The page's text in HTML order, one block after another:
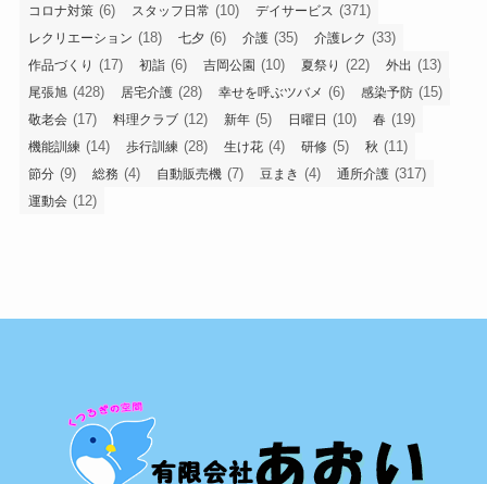
コロナ対策 (6) スタッフ日常 (10) デイサービス (371)
レクリエーション (18) 七夕 (6) 介護 (35) 介護レク (33)
作品づくり (17) 初詣 (6) 吉岡公園 (10) 夏祭り (22) 外出 (13)
尾張旭 (428) 居宅介護 (28) 幸せを呼ぶツバメ (6) 感染予防 (15)
敬老会 (17) 料理クラブ (12) 新年 (5) 日曜日 (10) 春 (19)
機能訓練 (14) 歩行訓練 (28) 生け花 (4) 研修 (5) 秋 (11)
節分 (9) 総務 (4) 自動販売機 (7) 豆まき (4) 通所介護 (317)
運動会 (12)